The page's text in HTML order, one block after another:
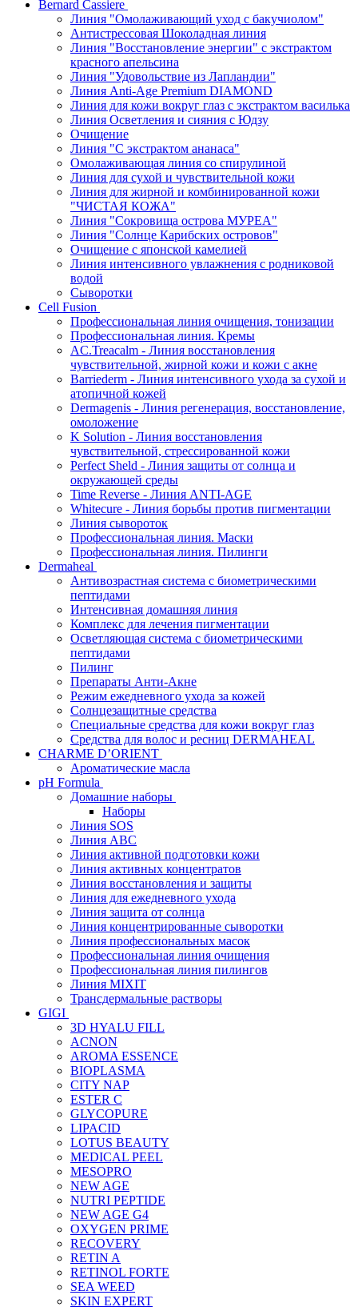
Bernard Cassiere
Линия "Омолаживающий уход с бакучиолом"
Антистрессовая Шоколадная линия
Линия "Восстановление энергии" с экстрактом
красного апельсина
Линия "Удовольствие из Лапландии"
Линия Anti-Age Premium DIAMOND
Линия для кожи вокруг глаз с экстрактом василька
Линия Осветления и сияния с Юдзу
Очищение
Линия "С экстрактом ананаса"
Омолаживающая линия со спирулиной
Линия для сухой и чувствительной кожи
Линия для жирной и комбинированной кожи
"ЧИСТАЯ КОЖА"
Линия "Сокровища острова МУРЕА"
Линия "Солнце Карибских островов"
Очищение с японской камелией
Линия интенсивного увлажнения с родниковой
водой
Сыворотки
Cell Fusion
Профессиональная линия очищения, тонизации
Профессиональная линия. Кремы
AC.Treacalm - Линия восстановления
чувствительной, жирной кожи и кожи с акне
Barriederm - Линия интенсивного ухода за сухой и
атопичной кожей
Dermagenis - Линия регенерация, восстановление,
омоложение
K Solution - Линия восстановления
чувствительной, стрессированной кожи
Perfect Sheld - Линия защиты от солнца и
окружающей среды
Time Reverse - Линия ANTI-AGE
Whitecure - Линия борьбы против пигментации
Линия сывороток
Профессиональная линия. Маски
Профессиональная линия. Пилинги
Dermaheal
Антивозрастная система с биометрическими
пептидами
Интенсивная домашняя линия
Комплекс для лечения пигментации
Осветляющая система с биометрическими
пептидами
Пилинг
Препараты Анти-Акне
Режим ежедневного ухода за кожей
Солнцезащитные средства
Специальные средства для кожи вокруг глаз
Средства для волос и ресниц DERMAHEAL
CHARME D’ORIENT
Ароматические масла
pH Formula
Домашние наборы
Наборы
Линия SOS
Линия АВС
Линия активной подготовки кожи
Линия активных концентратов
Линия восстановления и защиты
Линия для ежедневного ухода
Линия защита от солнца
Линия концентрированные сыворотки
Линия профессиональных масок
Профессиональная линия очищения
Профессиональная линия пилингов
Линия MIXIT
Трансдермальные растворы
GIGI
3D HYALU FILL
ACNON
AROMA ESSENCE
BIOPLASMA
CITY NAP
ESTER C
GLYCOPURE
LIPACID
LOTUS BEAUTY
MEDICAL PEEL
MESOPRO
NEW AGE
NUTRI PEPTIDE
NEW AGE G4
OXYGEN PRIME
RECOVERY
RETIN A
RETINOL FORTE
SEA WEED
SKIN EXPERT